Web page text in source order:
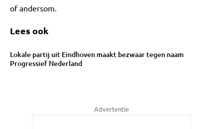
of andersom.
Lees ook
Lokale partij uit Eindhoven maakt bezwaar tegen naam
Progressief Nederland
Advertentie